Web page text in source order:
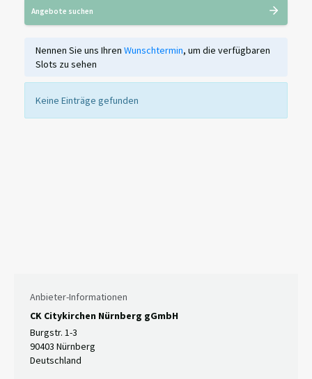
Angebote suchen
Nennen Sie uns Ihren Wunschtermin, um die verfügbaren
Slots zu sehen
Keine Einträge gefunden
Anbieter-Informationen
CK Citykirchen Nürnberg gGmbH
Burgstr. 1-3
90403 Nürnberg
Deutschland